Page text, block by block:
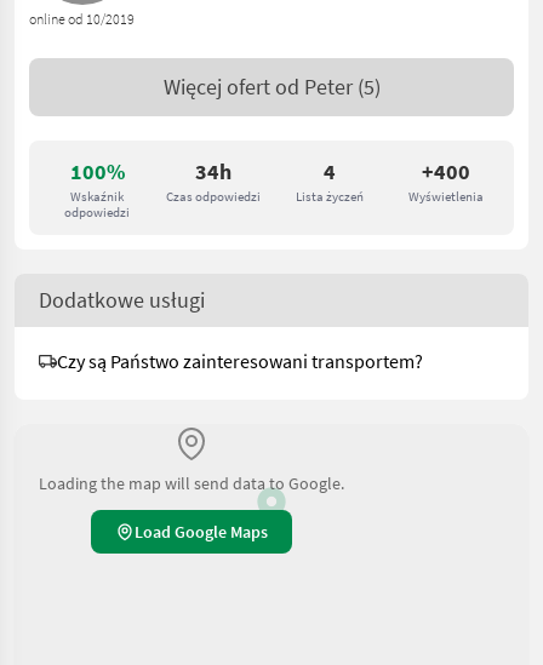
100%
Wskaźnik
odpowiedzi
34h
Czas odpowiedzi
4
Lista życzeń
+400
Wyświetlenia
online od 10/2019
Więcej ofert od Peter (5)
Dodatkowe usługi
Czy są Państwo zainteresowani transportem?
Loading the map will send data to Google.
Load Google Maps